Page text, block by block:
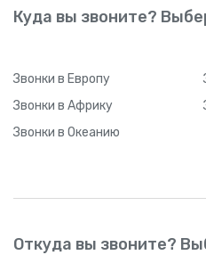
Куда вы звоните?
Звонки в Европу
Звонки в Африку
Звонки в Океанию
Откуда вы звоните?